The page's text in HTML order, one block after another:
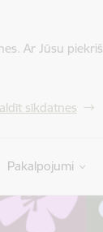
Ar Jūsu
sīkdatnes
Pakalpojumi